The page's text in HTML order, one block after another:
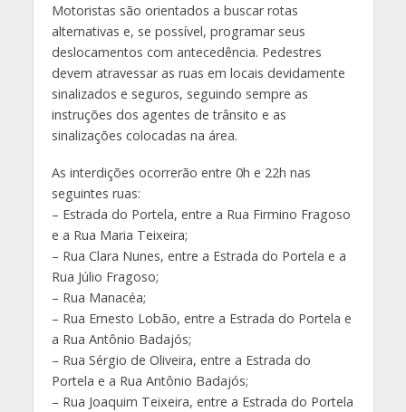
Motoristas são orientados a buscar rotas
alternativas e, se possível, programar seus
deslocamentos com antecedência. Pedestres
devem atravessar as ruas em locais devidamente
sinalizados e seguros, seguindo sempre as
instruções dos agentes de trânsito e as
sinalizações colocadas na área.
As interdições ocorrerão entre 0h e 22h nas
seguintes ruas:
– Estrada do Portela, entre a Rua Firmino Fragoso
e a Rua Maria Teixeira;
– Rua Clara Nunes, entre a Estrada do Portela e a
Rua Júlio Fragoso;
– Rua Manacéa;
– Rua Ernesto Lobão, entre a Estrada do Portela e
a Rua Antônio Badajós;
– Rua Sérgio de Oliveira, entre a Estrada do
Portela e a Rua Antônio Badajós;
– Rua Joaquim Teixeira, entre a Estrada do Portela